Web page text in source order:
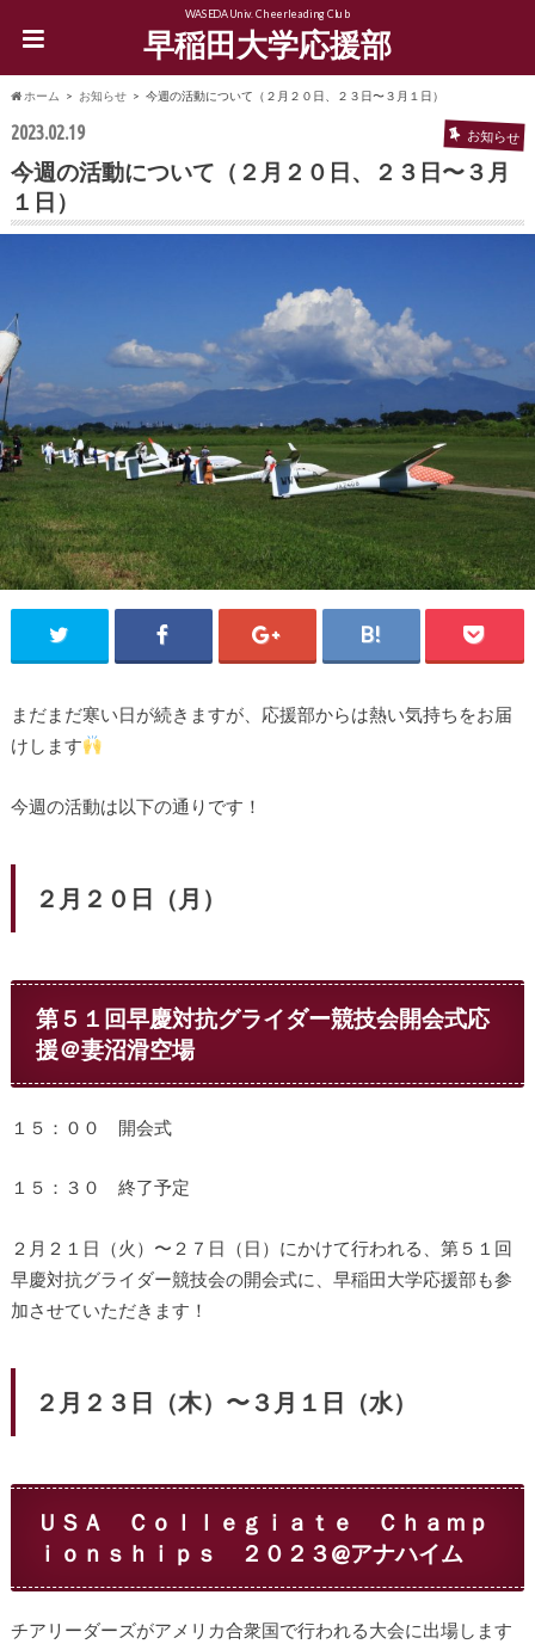
WASEDA Univ. Cheerleading Club
早稲田大学応援部
ホーム お知らせ 今週の活動について（２月２０日、２３日〜３月１日）
2023.02.19 お知らせ
今週の活動について（２月２０日、２３日〜３月
１日）
まだまだ寒い日が続きますが、応援部からは熱い気持ちをお届
けします
今週の活動は以下の通りです！
２月２０日（月）
第５１回早慶対抗グライダー競技会開会式応
援＠妻沼滑空場
１５：００ 開会式
１５：３０ 終了予定
２月２１日（火）〜２７日（日）にかけて行われる、第５１回
早慶対抗グライダー競技会の開会式に、早稲田大学応援部も参
加させていただきます！
２月２３日（木）〜３月１日（水）
ＵＳＡ Ｃｏｌｌｅｇｉａｔｅ Ｃｈａｍｐ
ｉｏｎｓｈｉｐｓ ２０２３@アナハイム
チアリーダーズがアメリカ合衆国で行われる大会に出場します